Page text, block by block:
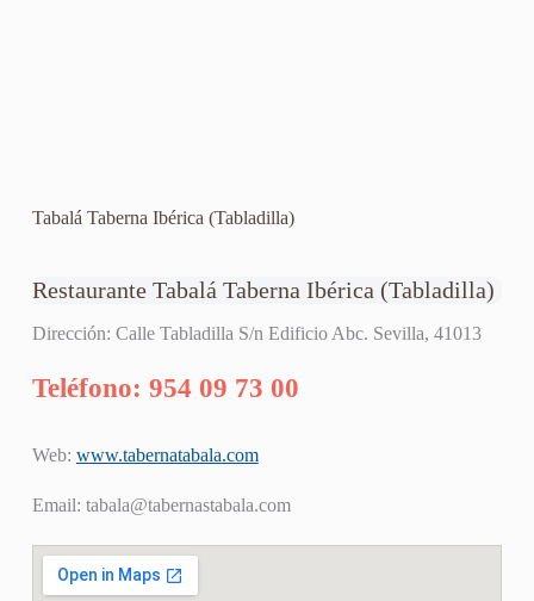
Tabalá Taberna Ibérica (Tabladilla)
Restaurante Tabalá Taberna Ibérica (Tabladilla)
Dirección: Calle Tabladilla S/n Edificio Abc. Sevilla, 41013
Teléfono: 954 09 73 00
Web: www.tabernatabala.com
Email: tabala@tabernastabala.com